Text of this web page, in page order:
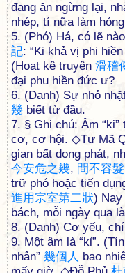
đang ăn ngừng lại,
nhép, tí nữa làm
5. (Phó) Há, có lẽ
記: “Ki khả vị phi
(Hoạt kê truyện 滑稽
đại phu hiền đức ư?
6. (Danh) Sự nhỏ
幾 biết từ đầu.
7. § Ghi chú: Âm
cơ, cơ hội. ◇Tư Mã
gian bất dong phát,
今安危之幾, 間不容髮
trữ phó hoặc tiến
進用宗室第二狀) Nay
bách, mỗi ngày qua
8. (Danh) Cơ yếu,
9. Một âm là “kỉ”.
nhân” 幾個人 bao